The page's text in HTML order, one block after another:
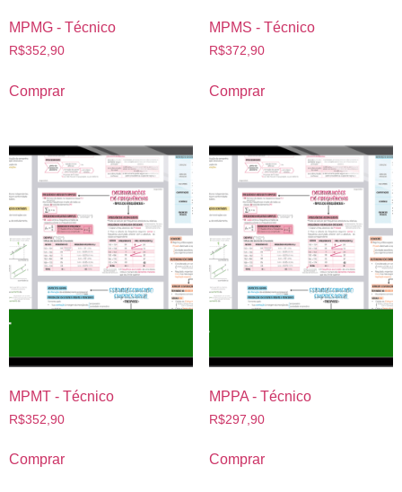
MPMG - Técnico
R$352,90
Comprar
MPMS - Técnico
R$372,90
Comprar
MPMT - Técnico
R$352,90
Comprar
MPPA - Técnico
R$297,90
Comprar